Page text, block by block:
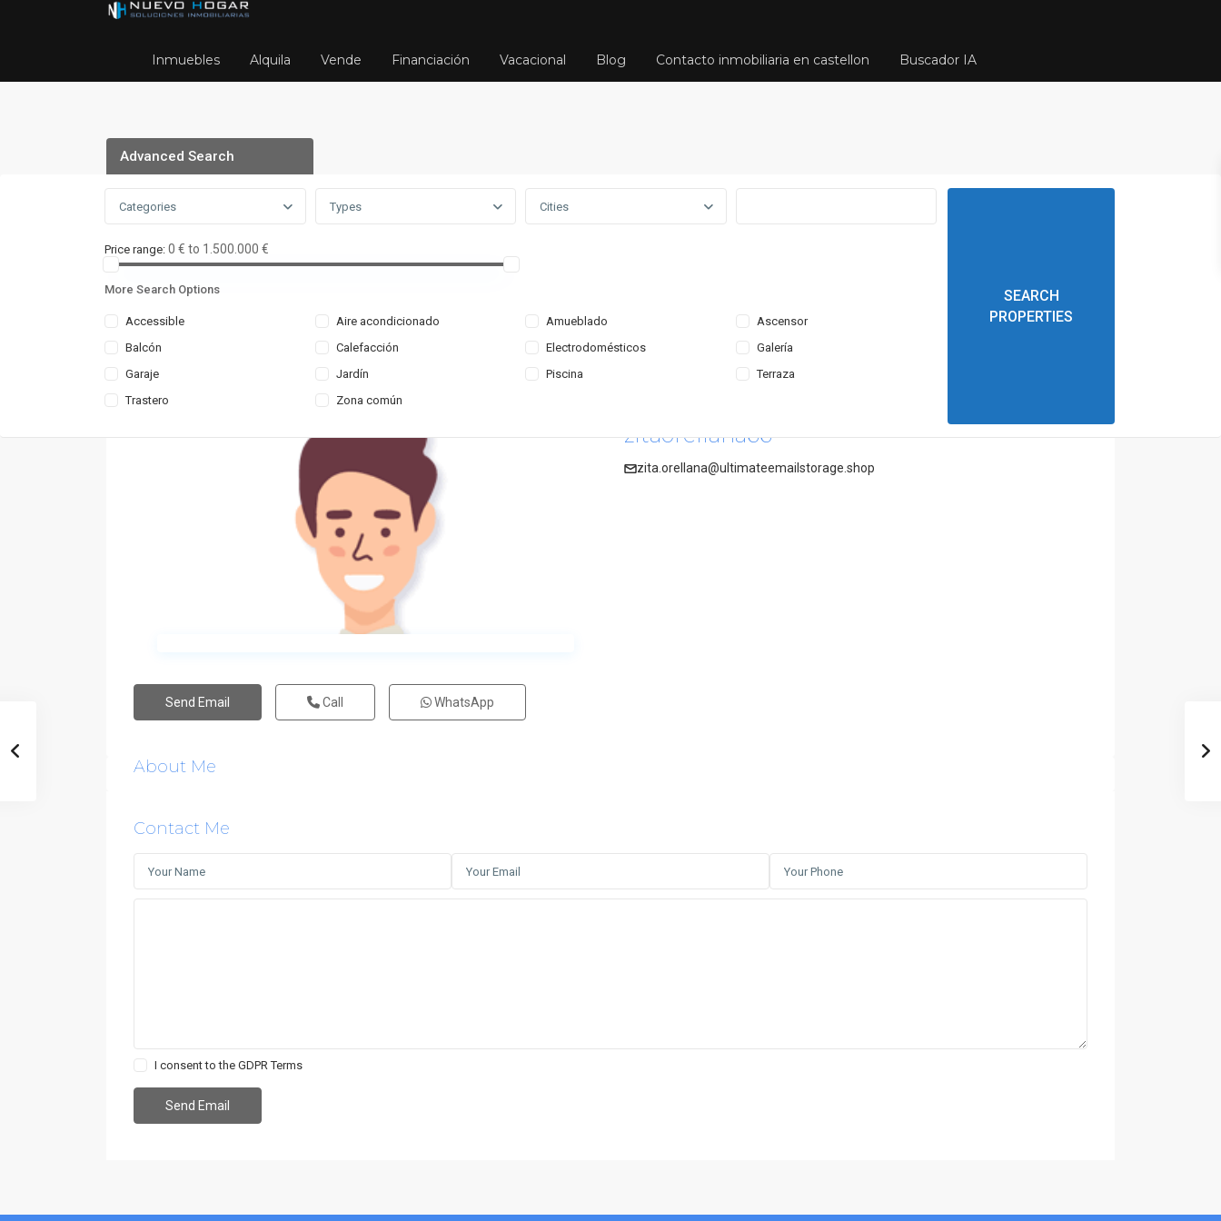
Inmuebles Alquila Vende Financiación Vacacional Blog Contacto inmobiliaria en castellon Buscador IA
Advanced Search
Categories Types Cities
Price range: 0 € to 1.500.000 €
More Search Options
Accessible Aire acondicionado Amueblado
Ascensor
Balcón
Calefacción Electrodomésticos
Galería
Garaje
Jardín Piscina
Terraza
Trastero
Zona común
Home zitaorellana66
zitaorellana66
zita.orellana@ultimateemailstorage.shop
Send Email Call WhatsApp
About Me
Contact Me
I consent to the GDPR Terms